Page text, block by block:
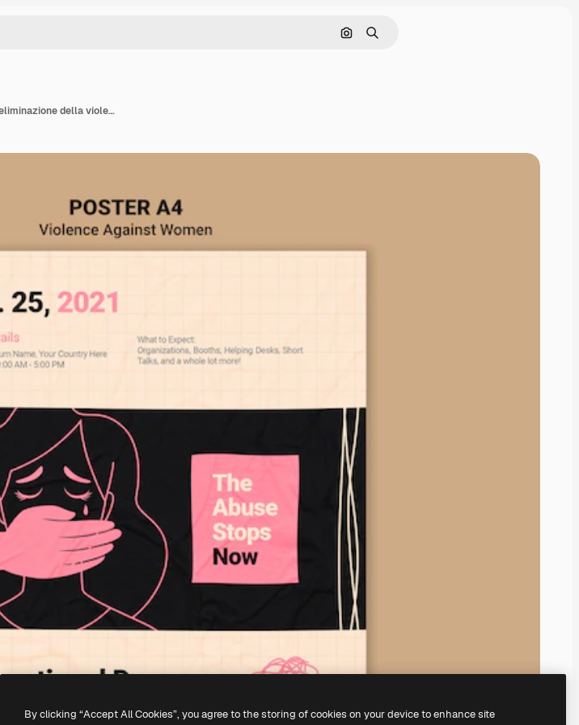
Cerca per immagine
Ricerca
Modello di stampa per la giornata internazionale per l'eliminazione della violenza contro le donne
By clicking “Accept All Cookies”, you agree to the storing of cookies on your device to enhance site